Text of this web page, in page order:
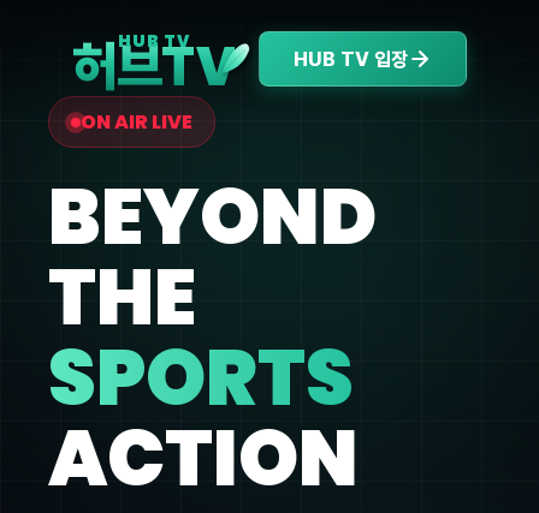
HUB TV
허브TV HUB TV 입장
ON AIR LIVE
BEYOND
THE
SPORTS
ACTION